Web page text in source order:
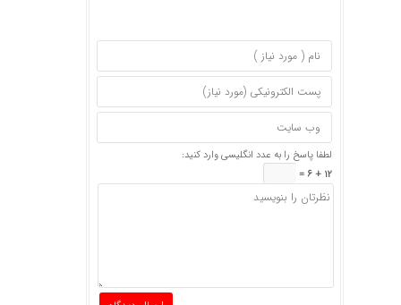
لطفا پاسخ را به عدد انگلیسی وارد کنید:
12 + 6 =